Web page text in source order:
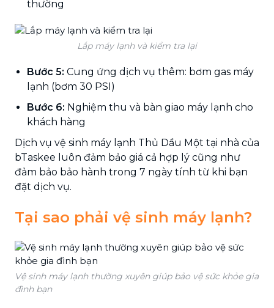
thường
Lắp máy lạnh và kiểm tra lại
Bước 5: Cung ứng dịch vụ thêm: bơm gas máy
lạnh (bơm 30 PSI)
Bước 6: Nghiệm thu và bàn giao máy lạnh cho
khách hàng
Dịch vụ vệ sinh máy lạnh Thủ Dầu Một tại nhà của
bTaskee luôn đảm bảo giá cả hợp lý cũng như
đảm bảo bảo hành trong 7 ngày tính từ khi bạn
đặt dịch vụ.
Tại sao phải vệ sinh máy lạnh?
Vệ sinh máy lạnh thường xuyên giúp bảo vệ sức khỏe gia
đình bạn